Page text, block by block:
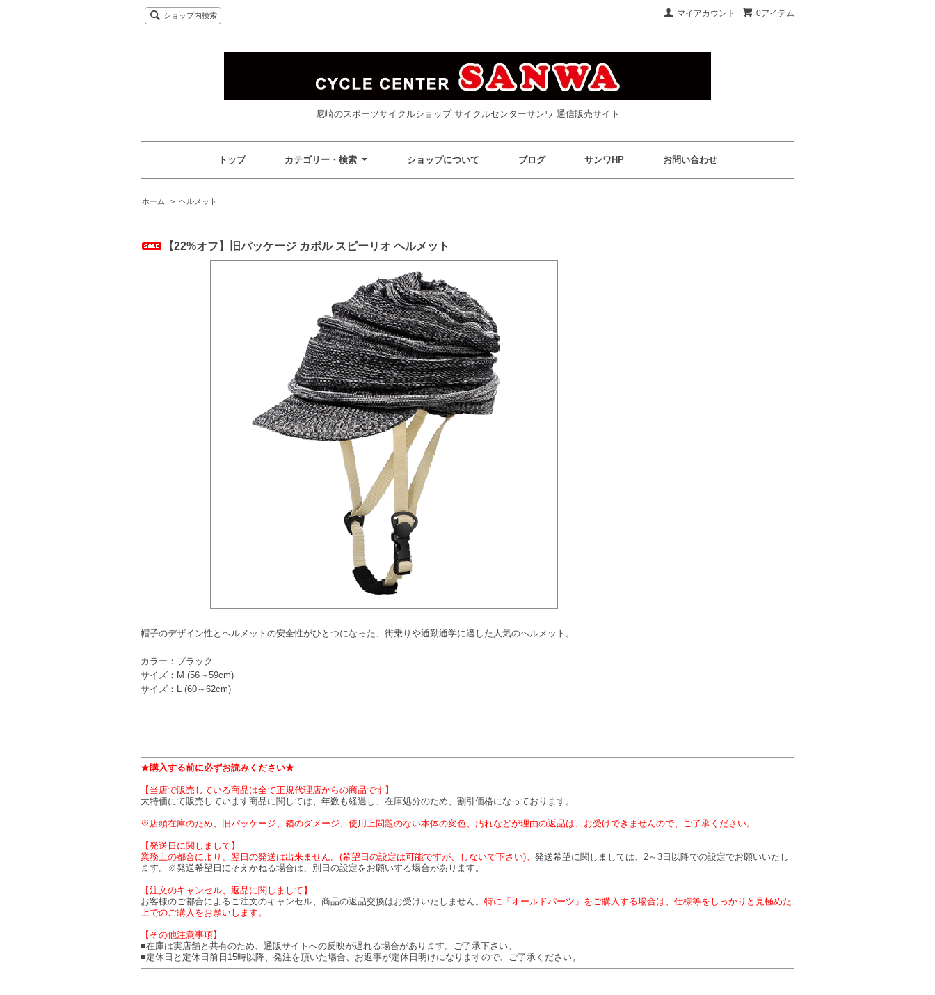
0アイテム
マイアカウント
ショップ内検索
尼崎のスポーツサイクルショップ サイクルセンターサンワ 通信販売サイト
トップ カテゴリー・検索 ショップについて ブログ サンワHP お問い合わせ
ホーム > ヘルメット
【22%オフ】旧パッケージ カポル スピーリオ ヘルメット
帽子のデザイン性とヘルメットの安全性がひとつになった、街乗りや通勤通学に適した人気のヘルメット。
カラー：ブラック
サイズ：M (56～59cm)
サイズ：L (60～62cm)
★購入する前に必ずお読みください★
【当店で販売している商品は全て正規代理店からの商品です】
大特価にて販売しています商品に関しては、年数も経過し、在庫処分のため、割引価格になっております。
※店頭在庫のため、旧パッケージ、箱のダメージ、使用上問題のない本体の変色、汚れなどが理由の返品は、お受けできませんので、ご了承ください。
【発送日に関しまして】
業務上の都合により、翌日の発送は出来ません。(希望日の設定は可能ですが、しないで下さい)。 発送希望に関しましては、2～3日以降での設定でお願いいたし
ます。※発送希望日にそえかねる場合は、別日の設定をお願いする場合があります。
【注文のキャンセル、返品に関しまして】
お客様のご都合によるご注文のキャンセル、商品の返品交換はお受けいたしません。 特に「オールドパーツ」をご購入する場合は、仕様等をしっかりと見極めた
上でのご購入をお願いします。
【その他注意事項】
■在庫は実店舗と共有のため、通販サイトへの反映が遅れる場合があります。ご了承下さい。
■定休日と定休日前日15時以降、発注を頂いた場合、お返事が定休日明けになりますので、ご了承ください。